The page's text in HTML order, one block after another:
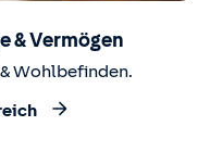
& Vermögen
Wohlbefinden.